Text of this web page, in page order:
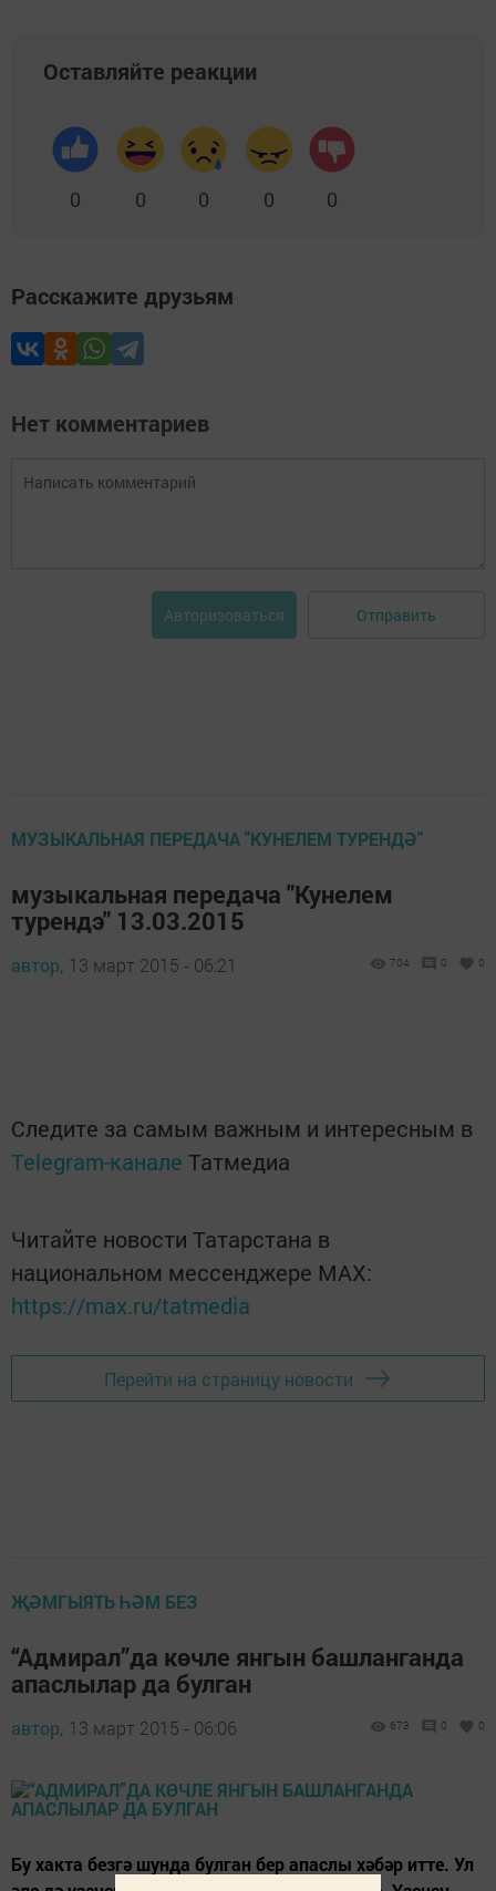
Оставляйте реакции
0 0 0 0 0
Расскажите друзьям
Нет комментариев
Авторизоваться Отправить
МУЗЫКАЛЬНАЯ ПЕРЕДАЧА "КУНЕЛЕМ ТУРЕНДӘ"
музыкальная передача "Кунелем
турендэ" 13.03.2015
автор, 13 март 2015 - 06:21 704 0 0
Следите за самым важным и интересным в
Telegram-канале Татмедиа
Читайте новости Татарстана в
национальном мессенджере MАХ:
https://max.ru/tatmedia
Перейти на страницу новости
ҖӘМГЫЯТЬ ҺӘМ БЕЗ
“Адмирал”да көчле янгын башланганда
апаслылар да булган
автор, 13 март 2015 - 06:06 673 0 0
Бу хакта безгә шунда булган бер апаслы хәбәр итте. Ул